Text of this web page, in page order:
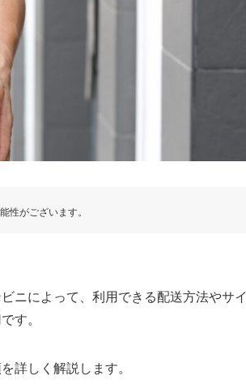
性がございます。
ニによって、利用できる配送方法やサイ
す。
詳しく解説します。